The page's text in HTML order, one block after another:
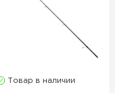
Товар в наличии